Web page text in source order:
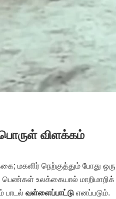
விளக்கம்
மகளிர் நெற்குத்தும் போது ஒரு
உலக்கையால் மாறிமாறிக்
பாடல் வள்ளைப்பாட்டு எனப்படும்.